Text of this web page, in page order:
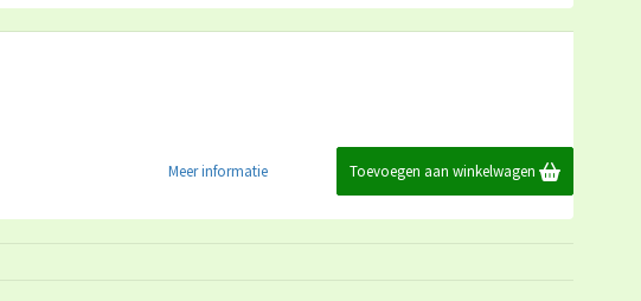
Toevoegen aan winkelwagen
Meer informatie